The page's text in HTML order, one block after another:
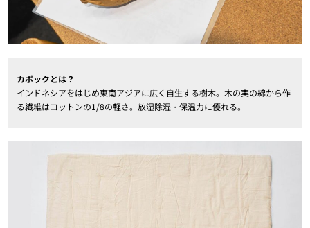
カポックとは？
インドネシアをはじめ東南アジアに広く自生する樹木。木の実の綿から作
る繊維はコットンの1/8の軽さ。放湿除湿・保温力に優れる。